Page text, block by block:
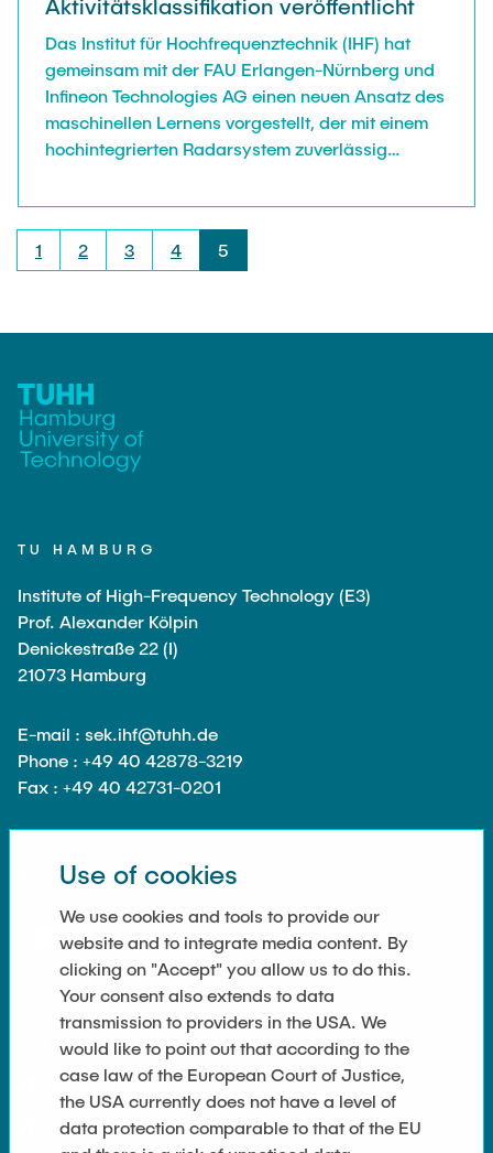
Das Institut für Hochfrequenztechnik (IHF) hat
gemeinsam mit der FAU Erlangen-Nürnberg und
Infineon Technologies AG einen neuen Ansatz des
maschinellen Lernens vorgestellt, der mit einem
hochintegrierten Radarsystem zuverlässig
1 2 3 4 5
TU HAMBURG
Institute of High-Frequency Technology (E3)
Prof. Alexander Kölpin
Denickestraße 22 (I)
21073 Hamburg
E-mail : sek.ihf@tuhh.de
Phone : +49 40 42878-3219
Fax : +49 40 42731-0201
SOCIAL MEDIA
Privacy Policy
Imprint
Use of cookies
We use cookies and tools to provide our
website and to integrate media content. By
clicking on "Accept" you allow us to do this.
Your consent also extends to data
transmission to providers in the USA. We
would like to point out that according to the
case law of the European Court of Justice,
the USA currently does not have a level of
data protection comparable to that of the EU